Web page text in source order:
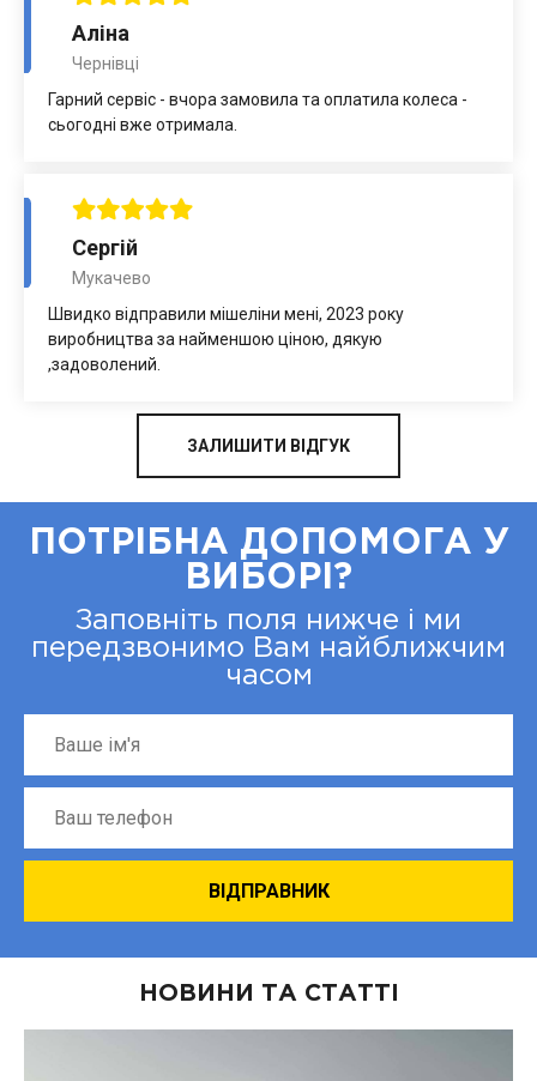
Аліна
Чернівці
Гарний сервіс - вчора замовила та оплатила колеса -
сьогодні вже отримала.
Сергій
Мукачево
Швидко відправили мішеліни мені, 2023 року
виробництва за найменшою ціною, дякую
,задоволений.
ЗАЛИШИТИ ВІДГУК
ПОТРІБНА ДОПОМОГА У
ВИБОРІ?
Заповніть поля нижче і ми
передзвонимо Вам найближчим
часом
НОВИНИ ТА СТАТТІ